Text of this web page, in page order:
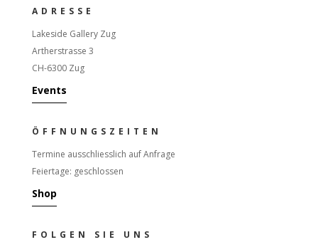
ADRESSE
Lakeside Gallery Zug
Artherstrasse 3
CH-6300 Zug
Events
ÖFFNUNGSZEITEN
Termine ausschliesslich auf Anfrage
Feiertage: geschlossen
Shop
FOLGEN SIE UNS